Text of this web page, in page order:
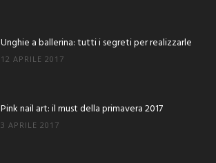
Unghie a ballerina: tutti i segreti per realizzarle
12 APRILE 2017
Pink nail art: il must della primavera 2017
3 APRILE 2017